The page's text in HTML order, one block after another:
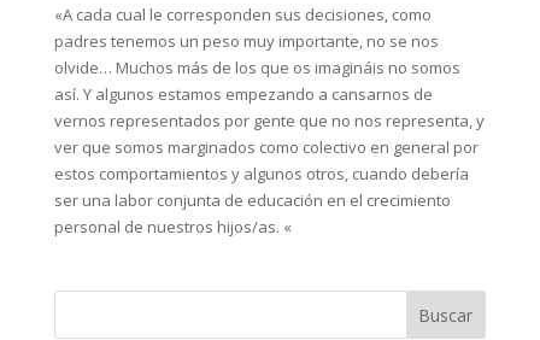
«A cada cual le corresponden sus decisiones, como
padres tenemos un peso muy importante, no se nos
olvide… Muchos más de los que os imagináis no somos
así. Y algunos estamos empezando a cansarnos de
vernos representados por gente que no nos representa, y
ver que somos marginados como colectivo en general por
estos comportamientos y algunos otros, cuando debería
ser una labor conjunta de educación en el crecimiento
personal de nuestros hijos/as. «